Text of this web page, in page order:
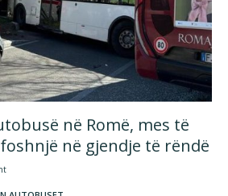
në Romë, mes të
në gjendje të rëndë